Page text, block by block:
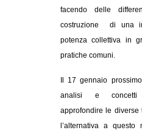
facendo delle
costruzione di una
potenza collettiva in
pratiche comuni.
Il 17 gennaio
analisi e concetti
approfondire le
l’alternativa a